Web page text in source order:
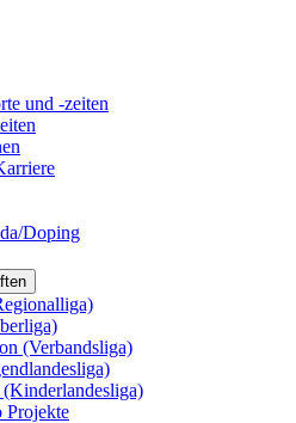
und -zeiten
Doping
(Verbandsliga)
Projekte